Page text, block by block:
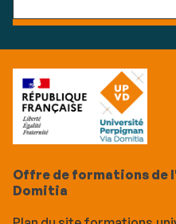
Offre de formations de
Domitia